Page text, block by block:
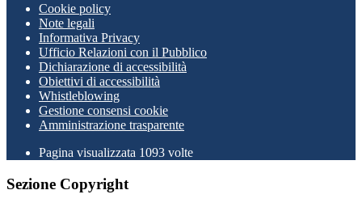
Cookie policy
Note legali
Informativa Privacy
Ufficio Relazioni con il Pubblico
Dichiarazione di accessibilità
Obiettivi di accessibilità
Whistleblowing
Gestione consensi cookie
Amministrazione trasparente
Pagina visualizzata 1093 volte
Sezione Copyright